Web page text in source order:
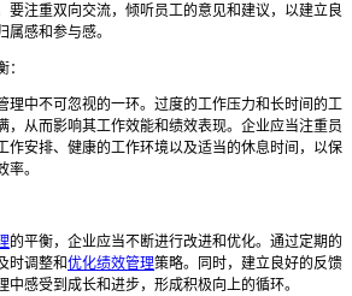
要注重双向交流，倾听员工的意见和建议，以建立良
感和参与感。
理中不可忽视的一环。过度的工作压力和长时间的工
，从而影响其工作效能和绩效表现。企业应当注重员
作安排、健康的工作环境以及适当的休息时间，以保
。
的平衡，企业应当不断进行改进和优化。通过定期的
时调整和优化绩效管理策略。同时，建立良好的反馈
感受到成长和进步，形成积极向上的循环。